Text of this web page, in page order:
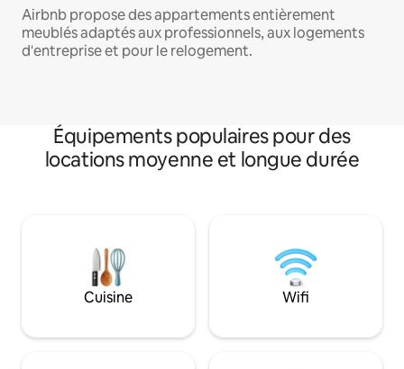
Airbnb propose des appartements entièrement
meublés adaptés aux professionnels, aux logements
d'entreprise et pour le relogement.
Équipements populaires pour des
locations moyenne et longue durée
Cuisine Wifi